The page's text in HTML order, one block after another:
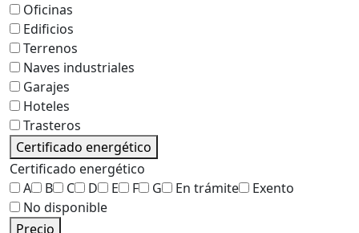
Oficinas
Edificios
Terrenos
Naves industriales
Garajes
Hoteles
Trasteros
Certificado energético
Certificado energético
A
B C D E F G En trámite
Exento
No disponible
Precio